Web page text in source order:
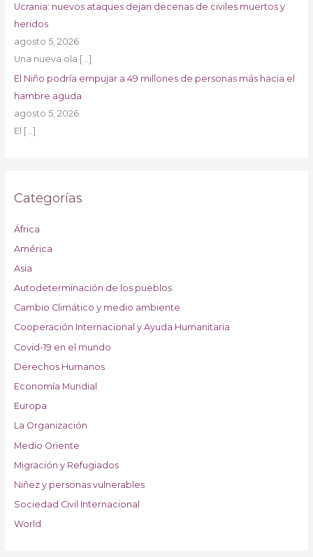
Ucrania: nuevos ataques dejan decenas de civiles muertos y
heridos
agosto 5, 2026
Una nueva ola […]
El Niño podría empujar a 49 millones de personas más hacia el
hambre aguda
agosto 5, 2026
El […]
Categorías
África
América
Asia
Autodeterminación de los pueblos
Cambio Climático y medio ambiente
Cooperación Internacional y Ayuda Humanitaria
Covid-19 en el mundo
Derechos Humanos
Economía Mundial
Europa
La Organización
Medio Oriente
Migración y Refugiados
Niñez y personas vulnerables
Sociedad Civil Internacional
World